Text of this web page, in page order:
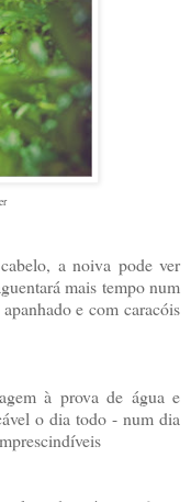
a noiva pode ver
mais tempo num
e com caracóis
à prova de água e
o dia todo - num dia